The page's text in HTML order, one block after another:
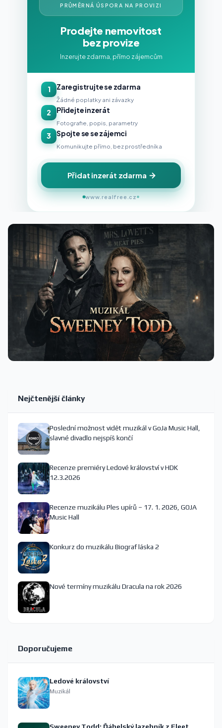
PRŮMĚRNÁ ÚSPORA NA PROVIZI
Prodejte nemovitost
bez provize
Inzerujte zdarma, přímo zájemcům
1 Zaregistrujte se zdarma
Žádné poplatky ani závazky
2 Přidejte inzerát
Fotografie, popis, parametry
3 Spojte se se zájemci
Komunikujte přímo, bez prostředníka
Přidat inzerát zdarma
www.realfree.cz
Nejčtenější články
Poslední možnost vidět muzikál v GoJa Music Hall,
slavné divadlo nejspíš končí
Recenze premiéry Ledové království v HDK
12.3.2026
Recenze muzikálu Ples upírů – 17. 1. 2026, GOJA
Music Hall
Konkurz do muzikálu Biograf láska 2
Nové termíny muzikálu Dracula na rok 2026
Doporučujeme
Ledové království
Muzikál